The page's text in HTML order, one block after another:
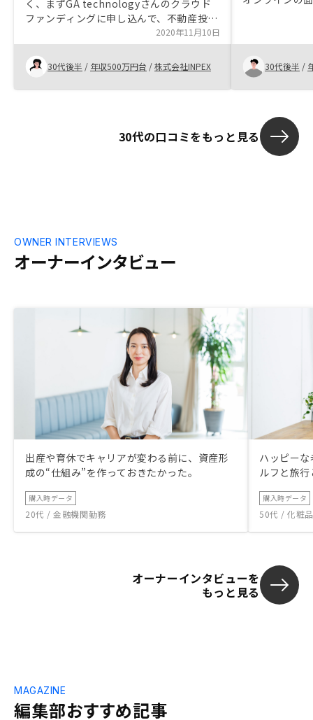
く、まずGA technologyさんのクラウド
ファンディングに申し込んで、不動産投資
を体験しようと考え、申し込みました。そ
れと平行して、営業の方と何度かお話し、
具体的な物件のご提案を頂くなかで、明ら
かにこれは良い物件だ！と確信が持てるよ
うな出会いがありました。 偶然にも、ク
ば、出資予定だった金額を物件購入の頭金
が、アプリにLINEのようなチャット機能
があれば使いやすいです。
2020年11月10日
30代後半 / 年収500万円台 /株式会社INPEX 30代後半 /
30代の口コミをもっと見る
オーナーインタビュー
OWNER INTERVIEWS
出産や育休でキャリアが変わる前に、資産形
成の“仕組み”を作っておきたかった。
購入時データ
20代 / 金融機関勤務
ハッピー
ルフと旅
購入時データ
50代 / 化粧
オーナーインタビューを
もっと見る
編集部おすすめ記事
MAGAZINE